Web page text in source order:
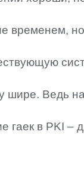
временем,
шире. Ведь
гаек в PKI –